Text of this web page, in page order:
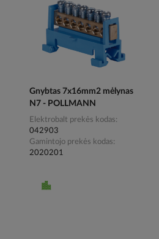
Gnybtas 7x16mm2 mėlynas
N7 - POLLMANN
Elektrobalt prekės kodas
042903
Gamintojo prekės kodas
2020201